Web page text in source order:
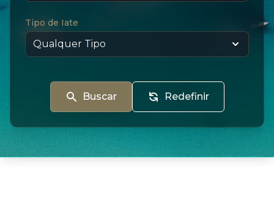
Tipo de Iate
Buscar Redefinir